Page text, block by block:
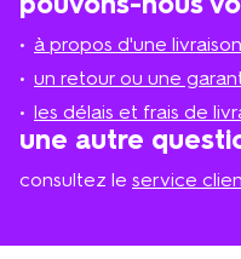
à propos d'une
un retour ou une
les délais et frais de
une autre
consultez le service
le
le
plus
proche